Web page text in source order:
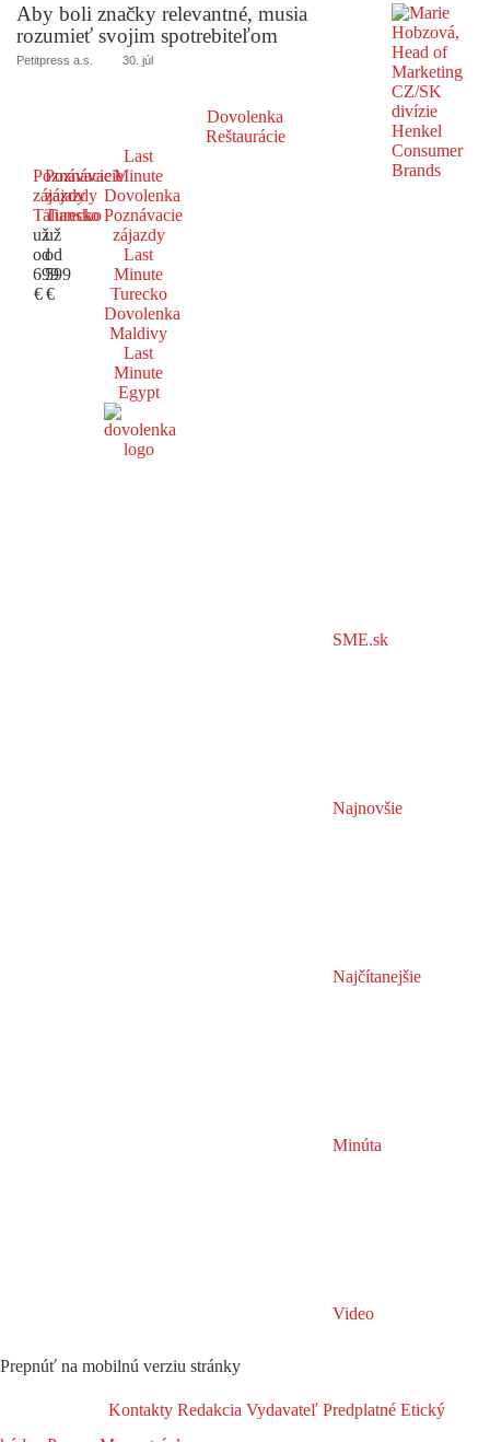
Aby boli značky relevantné, musia
rozumieť svojim spotrebiteľom
Petitpress a.s. 30. júl
Dovolenka
Reštaurácie
Poznávacie
zájazdy
Taliansko
už
od
699
€
Poznávacie
zájazdy
Turecko
už
od
599
€
Last
Minute
Dovolenka
Poznávacie
zájazdy
Last
Minute
Turecko
Dovolenka
Maldivy
Last
Minute
Egypt
SME.sk
Najnovšie
Najčítanejšie
Minúta
Video
Prepnúť na mobilnú verziu stránky
Kontakty Redakcia Vydavateľ Predplatné Etický